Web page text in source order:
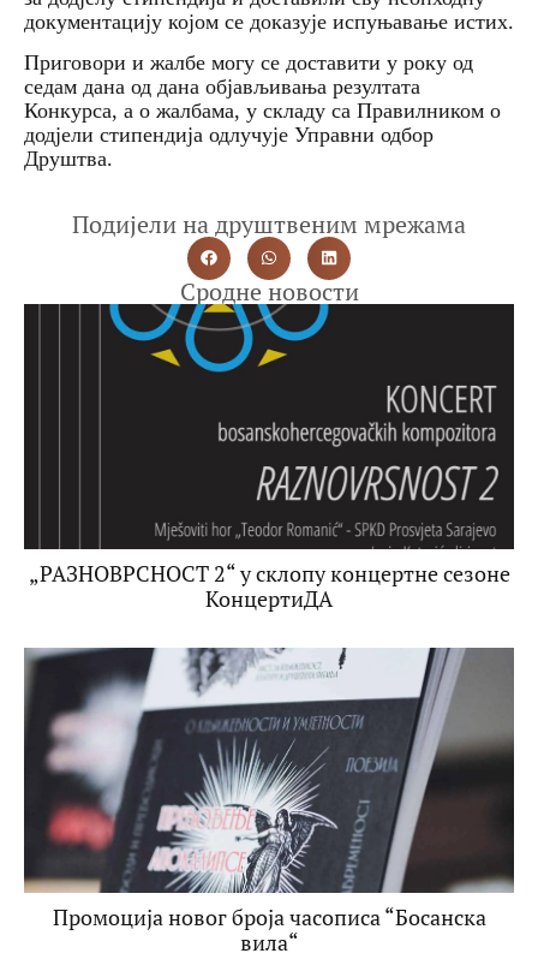
документацију којом се доказује испуњавање истих.
Приговори и жалбе могу се доставити у року од
седам дана од дана објављивања резултата
Конкурса, а о жалбама, у складу са Правилником о
додјели стипендија одлучује Управни одбор
Друштва.
Подијели на друштвеним мрежама
Сродне новости
„РАЗНОВРСНОСТ 2“ у склопу концертне сезоне
КонцертиДА
Промоција новог броја часописа “Босанска
вила“